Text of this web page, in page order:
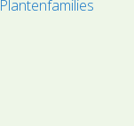
Plantenfamilies